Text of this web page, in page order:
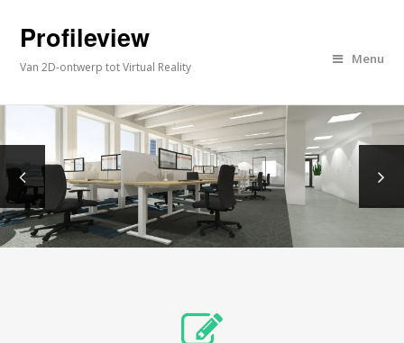
Profileview
Van 2D-ontwerp tot Virtual Reality
Menu